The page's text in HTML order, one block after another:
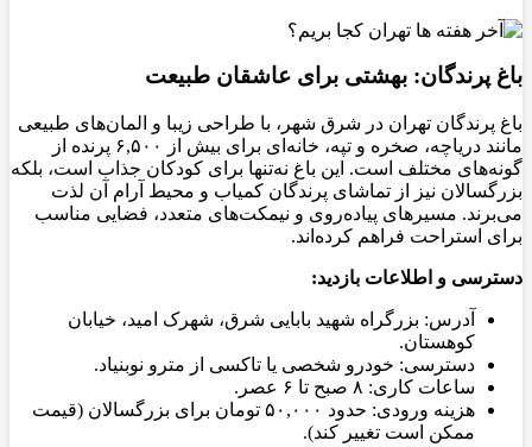
باغ پرندگان: بهشتی برای عاشقان طبیعت
باغ پرندگان تهران در شرق شهر، با طراحی زیبا و المان‌های طبیعی
مانند دریاچه، صخره و تپه، خانه‌ای برای بیش از ۶,۵۰۰ پرنده از
گونه‌های مختلف است. این باغ نه‌تنها برای کودکان جذاب است، بلکه
بزرگسالان نیز از تماشای پرندگان کمیاب و محیط آرام آن لذت
می‌برند. مسیرهای پیاده‌روی و نیمکت‌های متعدد، فضایی مناسب
برای استراحت فراهم کرده‌اند.
دسترسی و اطلاعات بازدید:
آدرس: بزرگراه شهید بابایی شرق، شهرک امید، خیابان
کوهستان.
دسترسی: خودرو شخصی یا تاکسی از مترو نوبنیاد.
ساعات کاری: ۸ صبح تا ۶ عصر.
هزینه ورودی: حدود ۵۰,۰۰۰ تومان برای بزرگسالان (قیمت
ممکن است تغییر کند).